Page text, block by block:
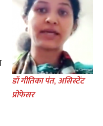
डॉ गीतिका पंत,असिस्‍टेंट
प्रोफेसर